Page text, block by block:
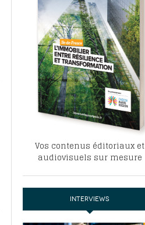
Vos contenus éditoriaux et
audiovisuels sur mesure
INTERVIEWS